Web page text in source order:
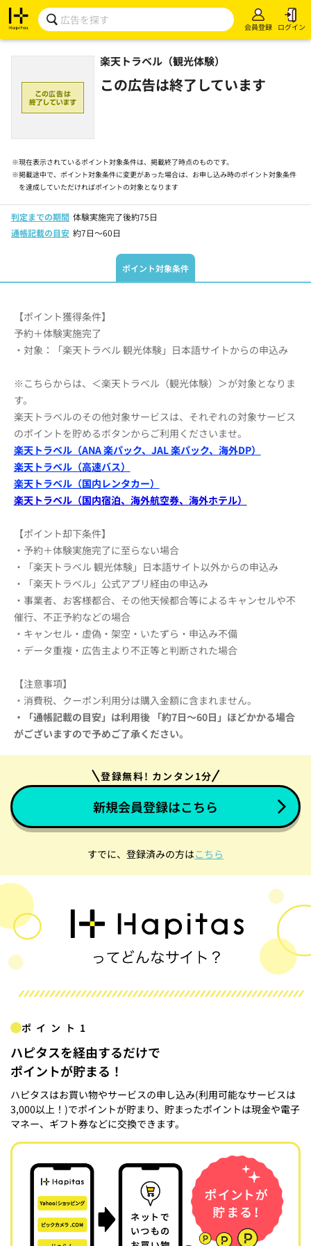
会員登録 ログイン
楽天トラベル（観光体験）
この広告は終了しています
※現在表示されているポイント対象条件は、掲載終了時点のものです。
※掲載途中で、ポイント対象条件に変更があった場合は、お申し込み時のポイント対象条件
を達成していただければポイントの対象となります
判定までの期間 体験実施完了後約75日
通帳記載の目安 約7日～60日
ポイント対象条件
【ポイント獲得条件】
予約＋体験実施完了
・対象：「楽天トラベル 観光体験」日本語サイトからの申込み
※こちらからは、＜楽天トラベル（観光体験）＞が対象となりま
す。
楽天トラベルのその他対象サービスは、それぞれの対象サービス
のポイントを貯めるボタンからご利用くださいませ。
楽天トラベル（ANA 楽パック、JAL 楽パック、海外DP）
楽天トラベル（高速バス）
楽天トラベル（国内レンタカー）
楽天トラベル（国内宿泊、海外航空券、海外ホテル）
【ポイント却下条件】
・予約＋体験実施完了に至らない場合
・「楽天トラベル 観光体験」日本語サイト以外からの申込み
・「楽天トラベル」公式アプリ経由の申込み
・事業者、お客様都合、その他天候都合等によるキャンセルや不
催行、不正予約などの場合
・キャンセル・虚偽・架空・いたずら・申込み不備
・データ重複・広告主より不正等と判断された場合
【注意事項】
・消費税、クーポン利用分は購入金額に含まれません。
・「通帳記載の目安」は利用後 「約7日～60日」ほどかかる場合
がございますので予めご了承ください。
登録無料! カンタン1分
新規会員登録はこちら
すでに、登録済みの方はこちら
ポイント1
ハピタスを経由するだけで
ポイントが貯まる！
ハピタスはお買い物やサービスの申し込み(利用可能なサービスは
3,000以上！)でポイントが貯まり、貯まったポイントは現金や電子
マネー、ギフト券などに交換できます。